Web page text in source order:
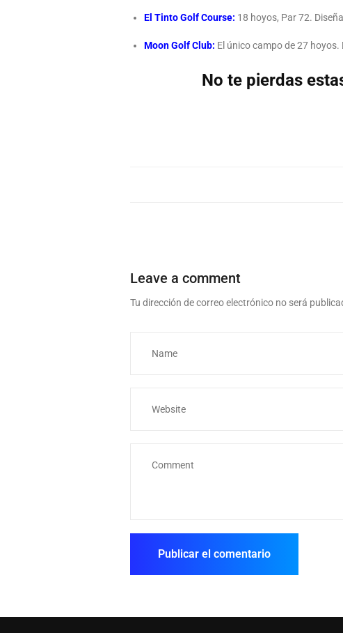
El Tinto Golf Course: 18 hoyos, Par 72.
Moon Golf Club: El único campo de 27
No te pierdas
Leave a comment
Tu dirección de correo electrónico no será